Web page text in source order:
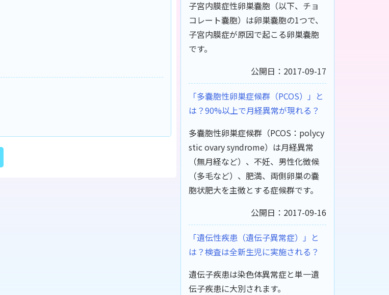
子宮内膜症性卵巣嚢胞（以下、チョ
コレート嚢胞）は卵巣嚢胞の1つで、
子宮内膜症が原因で起こる卵巣嚢胞
です。
公開日：2017-09-17
「多嚢胞性卵巣症候群（PCOS）」と
は？90%以上で月経異常が現れる？
多嚢胞性卵巣症候群（PCOS：polycy
stic ovary syndrome）は月経異常
（無月経など）、不妊、男性化徴候
（多毛など）、肥満、両側卵巣の嚢
胞状肥大を主徴とする症候群です。
公開日：2017-09-16
「遺伝性疾患（遺伝子異常症）」と
は？検査は全新生児に実施される？
遺伝子疾患は染色体異常症と単一遺
伝子疾患に大別されます。